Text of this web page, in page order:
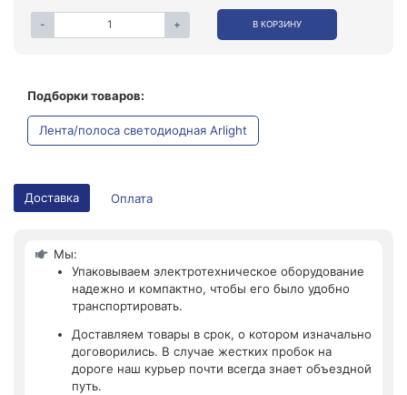
- + В КОРЗИНУ
Подборки товаров:
Лента/полоса светодиодная Arlight
Доставка Оплата
Мы:
Упаковываем электротехническое оборудование
надежно и компактно, чтобы его было удобно
транспортировать.
Доставляем товары в срок, о котором изначально
договорились. В случае жестких пробок на
дороге наш курьер почти всегда знает объездной
путь.